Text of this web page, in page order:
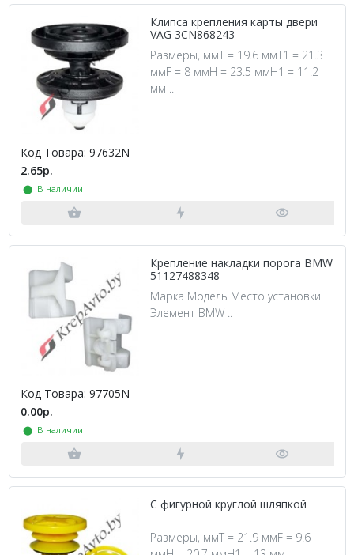
Клипса крепления карты двери
VAG 3CN868243
Размеры, ммT = 19.6 ммT1 = 21.3
ммF = 8 ммH = 23.5 ммH1 = 11.2
мм ..
Код Товара: 97632N
2.65р.
⬤ В наличии
Крепление накладки порога BMW
51127488348
Марка Модель Место установки
Элемент BMW ..
Код Товара: 97705N
0.00р.
⬤ В наличии
С фигурной круглой шляпкой
Размеры, ммT = 21.9 ммF = 9.6